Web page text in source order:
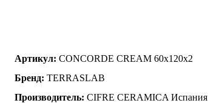
Артикул: CONCORDE CREAM 60x120x2
Бренд: TERRASLAB
Производитель: CIFRE CERAMICA Испания